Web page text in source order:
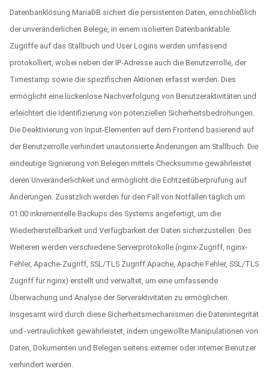
Datenbanklösung MariaDB sichert die persistenten Daten, einschließlich
der unveränderlichen Belege, in einem isolierten Datenbanktable.
Zugriffe auf das Stallbuch und User Logins werden umfassend
protokolliert, wobei neben der IP-Adresse auch die Benutzerrolle, der
Timestamp sowie die spezifischen Aktionen erfasst werden. Dies
ermöglicht eine lückenlose Nachverfolgung von Benutzeraktivitäten und
erleichtert die Identifizierung von potenziellen Sicherheitsbedrohungen.
Die Deaktivierung von Input-Elementen auf dem Frontend basierend auf
der Benutzerrolle verhindert unautorisierte Änderungen am Stallbuch. Die
eindeutige Signierung von Belegen mittels Checksumme gewährleistet
deren Unveränderlichkeit und ermöglicht die Echtzeitüberprüfung auf
Änderungen. Zusätzlich werden für den Fall von Notfällen täglich um
01:00 inkrementelle Backups des Systems angefertigt, um die
Wiederherstellbarkeit und Verfügbarkeit der Daten sicherzustellen. Des
Weiteren werden verschiedene Serverprotokolle (nginx-Zugriff, nginx-
Fehler, Apache-Zugriff, SSL/TLS Zugriff Apache, Apache Fehler, SSL/TLS
Zugriff für nginx) erstellt und verwaltet, um eine umfassende
Überwachung und Analyse der Serveraktivitäten zu ermöglichen.
Insgesamt wird durch diese Sicherheitsmechanismen die Datenintegrität
und -vertraulichkeit gewährleistet, indem ungewollte Manipulationen von
Daten, Dokumenten und Belegen seitens externer oder interner Benutzer
verhindert werden.